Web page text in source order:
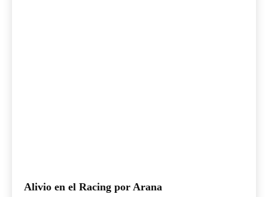
Alivio en el Racing por Arana